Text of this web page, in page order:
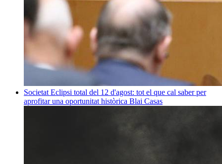
Societat Eclipsi total del 12 d'agost: tot el que cal saber per
aprofitar una oportunitat històrica Blai Casas